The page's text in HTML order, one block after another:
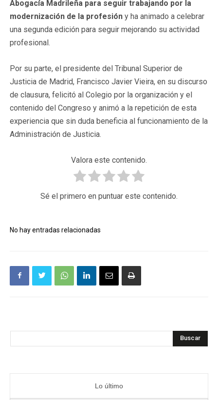
Abogacía Madrileña para seguir trabajando por la
modernización de la profesión y ha animado a celebrar
una segunda edición para seguir mejorando su actividad
profesional.
Por su parte, el presidente del Tribunal Superior de
Justicia de Madrid, Francisco Javier Vieira, en su discurso
de clausura, felicitó al Colegio por la organización y el
contenido del Congreso y animó a la repetición de esta
experiencia que sin duda beneficia al funcionamiento de la
Administración de Justicia.
Valora este contenido.
Sé el primero en puntuar este contenido.
No hay entradas relacionadas
Buscar
Lo último